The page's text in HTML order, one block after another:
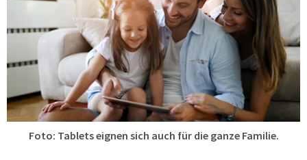
Foto: Tablets eignen sich auch für die ganze Familie.